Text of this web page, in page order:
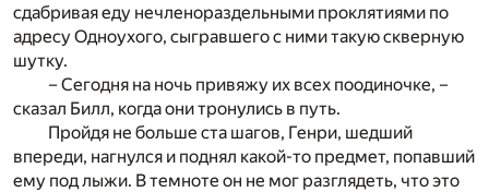
сдабривая еду нечленораздельными проклятиями по
адресу Одноухого, сыгравшего с ними такую скверную
шутку.
– Сегодня на ночь привяжу их всех поодиночке, –
сказал Билл, когда они тронулись в путь.
Пройдя не больше ста шагов, Генри, шедший
впереди, нагнулся и поднял какой-то предмет, попавший
ему под лыжи. В темноте он не мог разглядеть, что это